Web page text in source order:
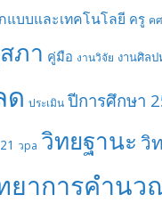
แบบและเทคโนโลยี ครู ค
ภา คู่มือ งานวิจัย งานศิล
ด ประเมิน ปีการศึกษา
วpa วิทยฐานะ วิ
ยาการคำนว